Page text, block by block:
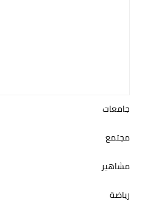
جامعات
مجتمع
مشاهير
رياضة